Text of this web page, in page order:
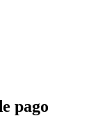
pago